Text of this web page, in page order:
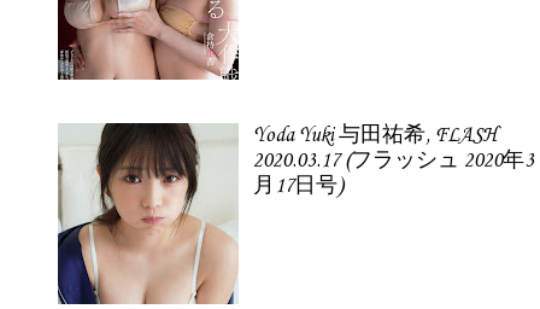
Yoda Yuki 与田祐希, FLASH
2020.03.17 (フラッシュ 2020年3
月17日号)